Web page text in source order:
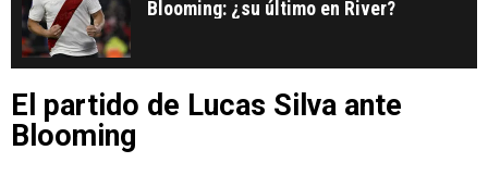
Blooming: ¿su último en River?
El partido de Lucas Silva ante
Blooming